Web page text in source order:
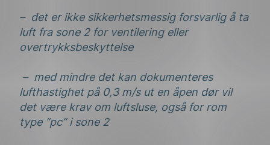
– det er ikke sikkerhetsmessig forsvarlig å ta
luft fra sone 2 for ventilering eller
overtrykksbeskyttelse
– med mindre det kan dokumenteres
lufthastighet på 0,3 m/s ut en åpen dør vil
det være krav om luftsluse, også for rom
type “pc” i sone 2